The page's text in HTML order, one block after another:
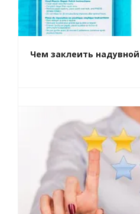
Чем заклеить